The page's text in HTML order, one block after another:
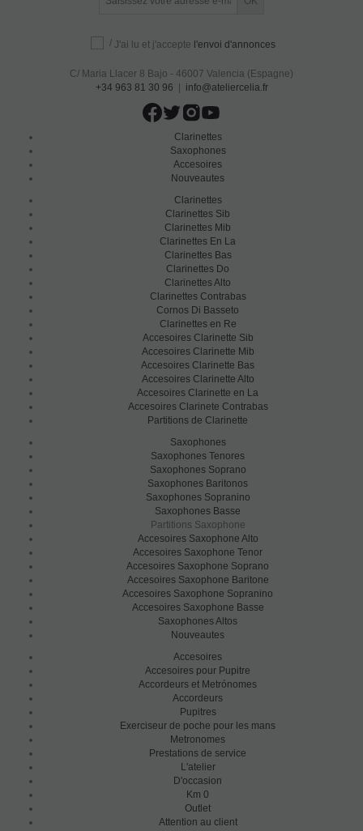
/ J'ai lu et j'accepte l'envoi d'annonces
C/ Maria Llacer 8 Bajo - 46007 Valencia (Espagne)
+34 963 81 30 96 | info@ateliercelia.fr
Clarinettes
Saxophones
Accesoires
Nouveautes
Clarinettes
Clarinettes Sib
Clarinettes Mib
Clarinettes En La
Clarinettes Bas
Clarinettes Do
Clarinettes Alto
Clarinettes Contrabas
Cornos Di Basseto
Clarinettes en Re
Accesoires Clarinette Sib
Accesoires Clarinette Mib
Accesoires Clarinette Bas
Accesoires Clarinette Alto
Accesoires Clarinette en La
Accesoires Clarinete Contrabas
Partitions de Clarinette
Saxophones
Saxophones Tenores
Saxophones Soprano
Saxophones Baritonos
Saxophones Sopranino
Saxophones Basse
Partitions Saxophone
Accesoires Saxophone Alto
Accesoires Saxophone Tenor
Accesoires Saxophone Soprano
Accesoires Saxophone Baritone
Accesoires Saxophone Sopranino
Accesoires Saxophone Basse
Saxophones Altos
Nouveautes
Accesoires
Accesoires pour Pupitre
Accordeurs et Metrónomes
Accordeurs
Pupitres
Exerciseur de poche pour les mans
Metronomes
Prestations de service
L'atelier
D'occasion
Km 0
Outlet
Attention au client